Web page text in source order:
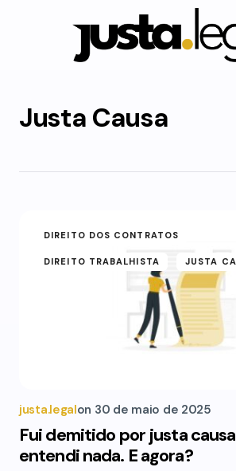
Justa Causa
DIREITO DOS CONTRATOS
DIREITO TRABALHISTA JUSTA
justa.legalon 30 de maio de 2025
Fui demitido por justa
entendi nada. E agora?